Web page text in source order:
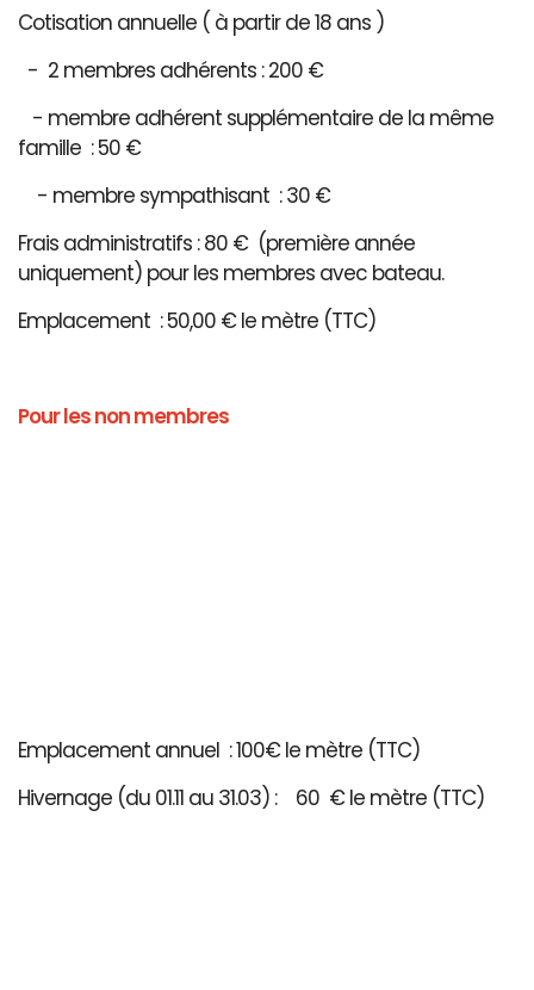
Cotisation annuelle ( à partir de 18 ans )
- 2 membres adhérents : 200 €
- membre adhérent supplémentaire de la même
famille : 50 €
- membre sympathisant : 30 €
Frais administratifs : 80 € (première année
uniquement) pour les membres avec bateau.
Emplacement : 50,00 € le mètre (TTC)
Pour les non membres
Emplacement annuel : 100€ le mètre (TTC)
Hivernage (du 01.11 au 31.03) : 60 € le mètre (TTC)